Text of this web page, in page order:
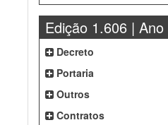
Edição 1.606 | Ano
Decreto
Portaria
Outros
Contratos